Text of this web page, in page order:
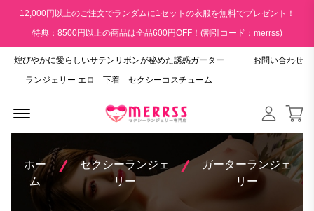
12,000円以上のご注文でランダムに1セットの衣服を無料でプレゼント！
特典：8500円以上の商品は全品600円OFF！(割引コード：merrss)
煌びやかに愛らしいサテンリボンが秘めた誘惑ガーター
ランジェリー エロ 下着 セクシーコスチューム
お問い合わせ
ホー
ム
セクシーランジェ
リー
ガーターランジェ
リー